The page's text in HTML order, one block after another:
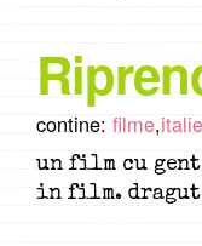
contine: filme,
un film cu
in film.